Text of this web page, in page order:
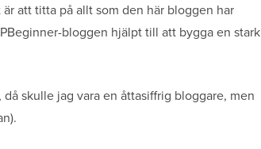
att titta på allt som den här bloggen har
bloggen hjälpt till att bygga en stark
skulle jag vara en åttasiffrig bloggare, men